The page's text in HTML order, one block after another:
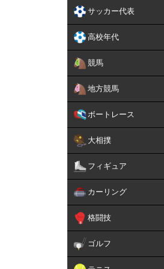
サッカー代表
高校年代
競馬
地方競馬
ボートレース
大相撲
フィギュア
カーリング
格闘技
ゴルフ